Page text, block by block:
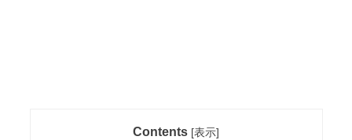
Contents [表示]